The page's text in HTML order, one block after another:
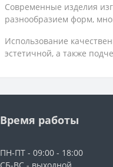
Современные изделия
разнообразием форм,
Использование
эстетичной, а также
Время работы
ПН-ПТ - 09:00 - 18:00